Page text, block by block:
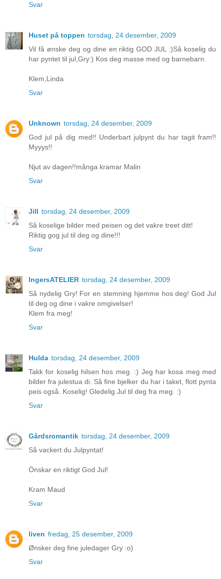
Svar
Huset på toppen torsdag, 24 desember, 2009
Vil få ønske deg og dine en riktig GOD JUL :)Så koselig du
har pyntet til jul,Gry:) Kos deg masse med og barnebarn.
Klem,Linda
Svar
Unknown torsdag, 24 desember, 2009
God jul på dig med!! Underbart julpynt du har tagit fram!!
Myyys!!
Njut av dagen!!många kramar Malin
Svar
Jill torsdag, 24 desember, 2009
Så koselige bilder med peisen og det vakre treet ditt!
Riktig gog jul til deg og dine!!!
Svar
IngersATELIER torsdag, 24 desember, 2009
Så nydelig Gry! For en stemning hjemme hos deg! God Jul
til deg og dine i vakre omgivelser!
Klem fra meg!
Svar
Hulda torsdag, 24 desember, 2009
Takk for koselig hilsen hos meg. :) Jeg har kosa meg med
bilder fra julestua di. Så fine bjelker du har i taket, flott pynta
peis også. Koselig! Gledelig Jul til deg fra meg. :)
Svar
Gårdsromantik torsdag, 24 desember, 2009
Så vackert du Julpyntat!
Önskar en riktigt God Jul!
Kram Maud
Svar
liven fredag, 25 desember, 2009
Ønsker deg fine juledager Gry :o)
Svar